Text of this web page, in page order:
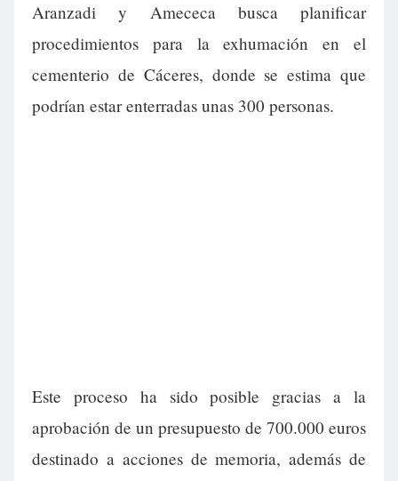
Aranzadi y Amececa busca planificar
procedimientos para la exhumación en el
cementerio de Cáceres, donde se estima que
podrían estar enterradas unas 300 personas.
Este proceso ha sido posible gracias a la
aprobación de un presupuesto de 700.000 euros
destinado a acciones de memoria, además de